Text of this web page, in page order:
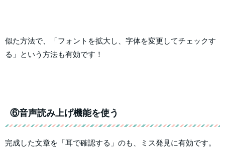
似た方法で、「フォントを拡大し、字体を変更してチェックす
る」という方法も有効です！
⑥音声読み上げ機能を使う
完成した文章を「耳で確認する」のも、ミス発見に有効です。